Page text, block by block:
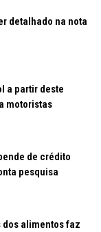
detalhado na nota
a partir deste
motoristas
de crédito
pesquisa
alimentos faz